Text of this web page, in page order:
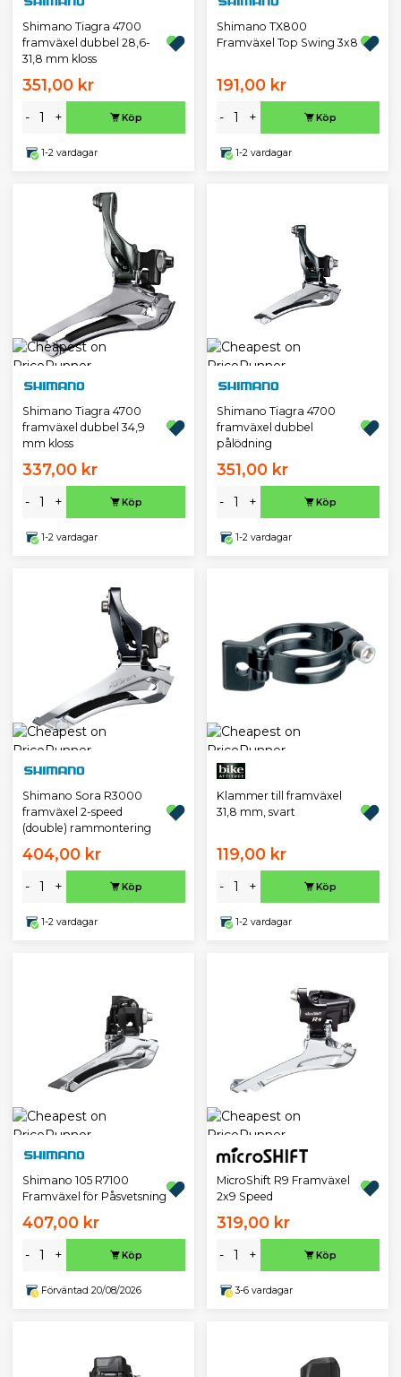
Shimano Tiagra 4700
framväxel dubbel 28,6-
31,8 mm kloss
351,00 kr
- + Köp
1-2 vardagar
Shimano TX800
Framväxel Top Swing 3x8
191,00 kr
- + Köp
1-2 vardagar
Shimano Tiagra 4700
framväxel dubbel 34,9
mm kloss
337,00 kr
- + Köp
1-2 vardagar
Shimano Tiagra 4700
framväxel dubbel
pålödning
351,00 kr
- + Köp
1-2 vardagar
Shimano Sora R3000
framväxel 2-speed
(double) rammontering
404,00 kr
- + Köp
1-2 vardagar
Klammer till framväxel
31,8 mm, svart
119,00 kr
- + Köp
1-2 vardagar
Shimano 105 R7100
Framväxel för Påsvetsning
407,00 kr
- + Köp
Förväntad 20/08/2026
MicroShift R9 Framväxel
2x9 Speed
319,00 kr
- + Köp
3-6 vardagar